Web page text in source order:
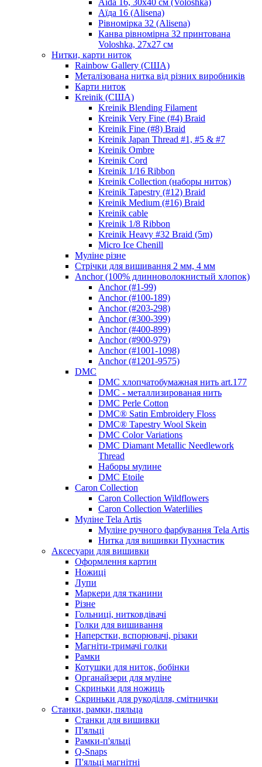
Аїда 16 (Alisena)
Рівномірка 32 (Alisena)
Канва рівномірна 32 принтована
Voloshka, 27х27 см
Нитки, карти ниток
Rainbow Gallery (США)
Металізована нитка від різних виробників
Карти ниток
Kreinik (США)
Kreinik Blending Filament
Kreinik Very Fine (#4) Braid
Kreinik Fine (#8) Braid
Kreinik Japan Thread #1, #5 & #7
Kreinik Ombre
Kreinik Cord
Kreinik 1/16 Ribbon
Kreinik Collection (наборы ниток)
Kreinik Tapestry (#12) Braid
Kreinik Medium (#16) Braid
Kreinik cable
Kreinik 1/8 Ribbon
Kreinik Heavy #32 Braid (5m)
Micro Ice Chenill
Муліне різне
Стрічки для вишивання 2 мм, 4 мм
Anchor (100% длинноволокнистый хлопок)
Anchor (#1-99)
Anchor (#100-189)
Anchor (#203-298)
Anchor (#300-399)
Anchor (#400-899)
Anchor (#900-979)
Anchor (#1001-1098)
Anchor (#1201-9575)
DMC
DMC хлопчатобумажная нить art.177
DMC - металлизированая нить
DMC Perle Cotton
DMC® Satin Embroidery Floss
DMC® Tapestry Wool Skein
DMC Color Variations
DMC Diamant Metallic Needlework
Thread
Наборы мулине
DMC Etoile
Caron Collection
Caron Collection Wildflowers
Caron Collection Waterlilies
Муліне Tela Artis
Муліне ручного фарбування Tela Artis
Нитка для вишивки Пухнастик
Аксесуари для вишивки
Оформлення картин
Ножиці
Лупи
Маркери для тканини
Різне
Гольниці, нитковдівачі
Голки для вишивання
Наперстки, вспорювачі, різаки
Магніти-тримачі голки
Рамки
Котушки для ниток, бобінки
Органайзери для муліне
Скриньки для ножиць
Скриньки для рукоділля, смітнички
Станки, рамки, пяльца
Станки для вишивки
П'яльці
Рамки-п'яльці
Q-Snaps
П'яльці магнітні